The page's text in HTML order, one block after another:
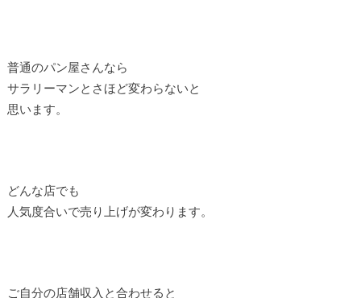
普通のパン屋さんなら
サラリーマンとさほど変わらないと
思います。
どんな店でも
人気度合いで売り上げが変わります。
ご自分の店舗収入と合わせると